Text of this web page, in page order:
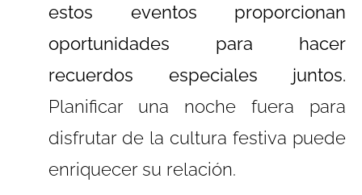
estos eventos proporcionan
oportunidades para hacer
recuerdos especiales juntos.
Planificar una noche fuera para
disfrutar de la cultura festiva puede
enriquecer su relación.